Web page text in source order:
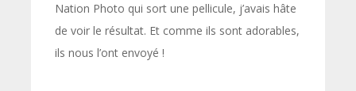
Nation Photo qui sort une pellicule, j’avais hâte
de voir le résultat. Et comme ils sont adorables,
ils nous l’ont envoyé !